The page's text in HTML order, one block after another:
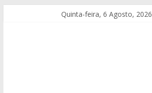
Quinta-feira, 6 Agosto, 2026